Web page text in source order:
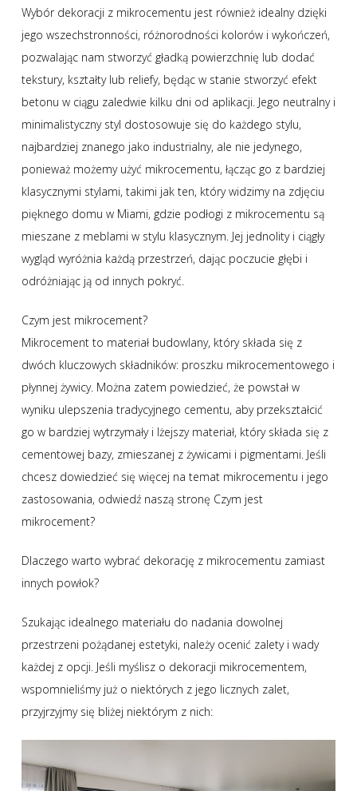
Wybór dekoracji z mikrocementu jest również idealny dzięki
jego wszechstronności, różnorodności kolorów i wykończeń,
pozwalając nam stworzyć gładką powierzchnię lub dodać
tekstury, kształty lub reliefy, będąc w stanie stworzyć efekt
betonu w ciągu zaledwie kilku dni od aplikacji. Jego neutralny i
minimalistyczny styl dostosowuje się do każdego stylu,
najbardziej znanego jako industrialny, ale nie jedynego,
ponieważ możemy użyć mikrocementu, łącząc go z bardziej
klasycznymi stylami, takimi jak ten, który widzimy na zdjęciu
pięknego domu w Miami, gdzie podłogi z mikrocementu są
mieszane z meblami w stylu klasycznym. Jej jednolity i ciągły
wygląd wyróżnia każdą przestrzeń, dając poczucie głębi i
odróżniając ją od innych pokryć.
Czym jest mikrocement?
Mikrocement to materiał budowlany, który składa się z
dwóch kluczowych składników: proszku mikrocementowego i
płynnej żywicy. Można zatem powiedzieć, że powstał w
wyniku ulepszenia tradycyjnego cementu, aby przekształcić
go w bardziej wytrzymały i lżejszy materiał, który składa się z
cementowej bazy, zmieszanej z żywicami i pigmentami. Jeśli
chcesz dowiedzieć się więcej na temat mikrocementu i jego
zastosowania, odwiedź naszą stronę Czym jest
mikrocement?
Dlaczego warto wybrać dekorację z mikrocementu zamiast
innych powłok?
Szukając idealnego materiału do nadania dowolnej
przestrzeni pożądanej estetyki, należy ocenić zalety i wady
każdej z opcji. Jeśli myślisz o dekoracji mikrocementem,
wspomnieliśmy już o niektórych z jego licznych zalet,
przyjrzyjmy się bliżej niektórym z nich: